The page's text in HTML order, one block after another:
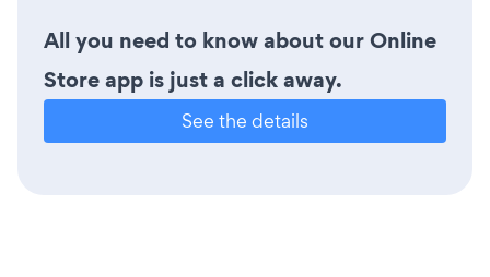
All you need to know about our Online
Store app is just a click away.
See the details